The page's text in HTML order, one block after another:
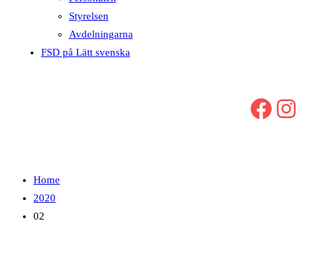
Styrelsen
Avdelningarna
FSD på Lätt svenska
Facebook Instagram
Home
2020
02